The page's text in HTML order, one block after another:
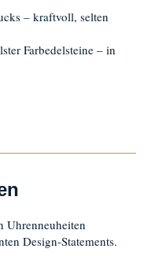
– kraftvoll, selten
Farbedelsteine – in
Uhrenneuheiten
Design-Statements.